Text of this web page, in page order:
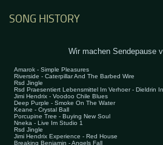
SONG HISTORY